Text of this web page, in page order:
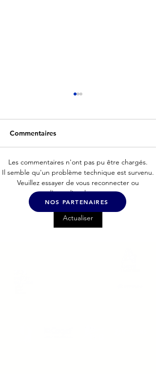
🏠 Logement jeunes :
une nouvelle opportunité
de location à Dole !
Commentaires
Les commentaires n'ont pas pu être chargés.
Il semble qu'un problème technique est survenu.
Veuillez essayer de vous reconnecter ou
d'actualiser la page.
Actualiser
NOS PARTENAIRES